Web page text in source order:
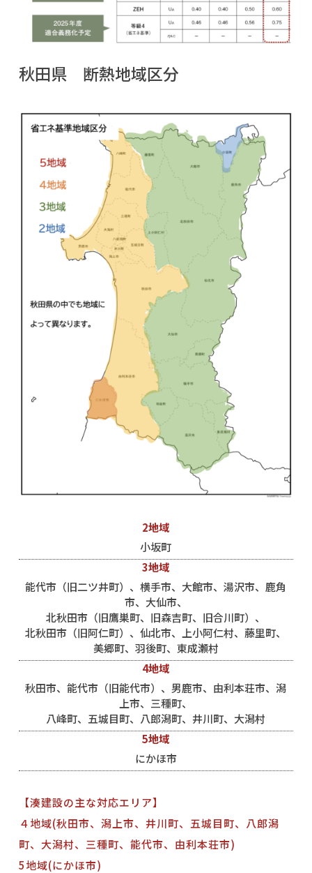
秋田県 断熱地域区分
2地域
小坂町
3地域
能代市（旧二ツ井町）、横手市、大館市、湯沢市、鹿角
市、大仙市、
北秋田市（旧鷹巣町、旧森吉町、旧合川町）、
北秋田市（旧阿仁町）、仙北市、上小阿仁村、藤里町、
美郷町、羽後町、東成瀬村
4地域
秋田市、能代市（旧能代市）、男鹿市、由利本荘市、潟
上市、三種町、
八峰町、五城目町、八郎潟町、井川町、大潟村
5地域
にかほ市
【湊建設の主な対応エリア】
４地域(秋田市、潟上市、井川町、五城目町、八郎潟
町、大潟村、三種町、能代市、由利本荘市)
5地域(にかほ市)